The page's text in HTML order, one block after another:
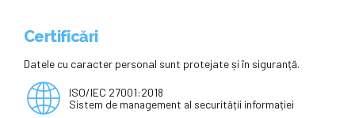
Certificări
Datele cu caracter personal sunt protejate și în siguranță.
ISO/IEC 27001:2018
Sistem de management al securității informației